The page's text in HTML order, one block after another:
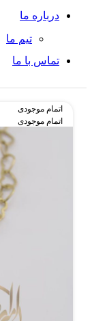
درباره ما
تیم ما
تماس با ما
اتمام موجودی
اتمام موجودی